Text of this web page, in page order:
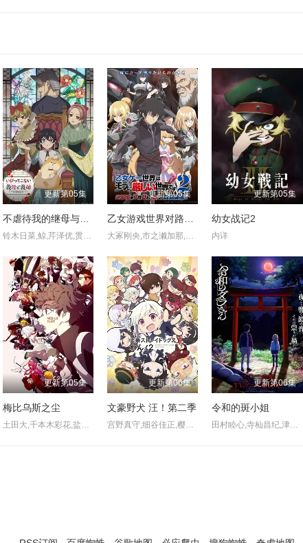
更新第05集
不虐待我的继母与继姐
铃木日菜,鲸,芹泽优,贯井柚佳,麦穗杏菜,根本京里,内山夕实,市道真央
更新第05集
乙女游戏世界对路人角色很不友好 第二季
大冢刚央,市之濑加那,菲鲁兹·蓝,石田彰,佐仓绫音,铃村健一,鸟海浩辅,立花慎之介,游佐浩二,桧山修之,竹内顺子,大原沙耶香,雨宫天,小仓唯,宇垣秀成,黑田崇矢
更新第05集
幼女战记2
内详
更新第05集
梅比乌斯之尘
土田大,千本木彩花,盐口量平,本泉莉奈,坂泰斗,三上枝织,松田飒水,广桥凉,桑原由气,福原绫香,德留慎乃佑,市川苍,日野麻里,稗田宁宁,河濑茉希,青山玲菜,猪股慧士,大野智敬,手冢宏通,堀金苍平,森永彩斗,佐藤榛夏,竹中悠斗,厚地彩花,中村光希
更新第06集
文豪野犬 汪！第二季
宫野真守,细谷佳正,樱井孝宏,诸星堇,石田彰,子安武人,森川智之,福山润,梶裕贵,花泽香菜,大塚明夫,小野贤章,植田佳奈,小市真琴,谷山纪章,草尾毅,阿座上洋平,千叶翔也,林勇,上村祐翔
更新第06集
令和的斑小姐
田村睦心,寺杣昌纪,津田美波,寺泽百花